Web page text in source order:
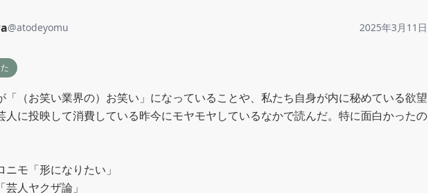
@atodeyomu 2025年3月11日
「（お笑い業界の）お笑い」になっていることや、私たち自身が内に秘めている欲望
人に投映して消費している昨今にモヤモヤしているなかで読んだ。特に面白かったの
ニモ「形になりたい」
芸人ヤクザ論」